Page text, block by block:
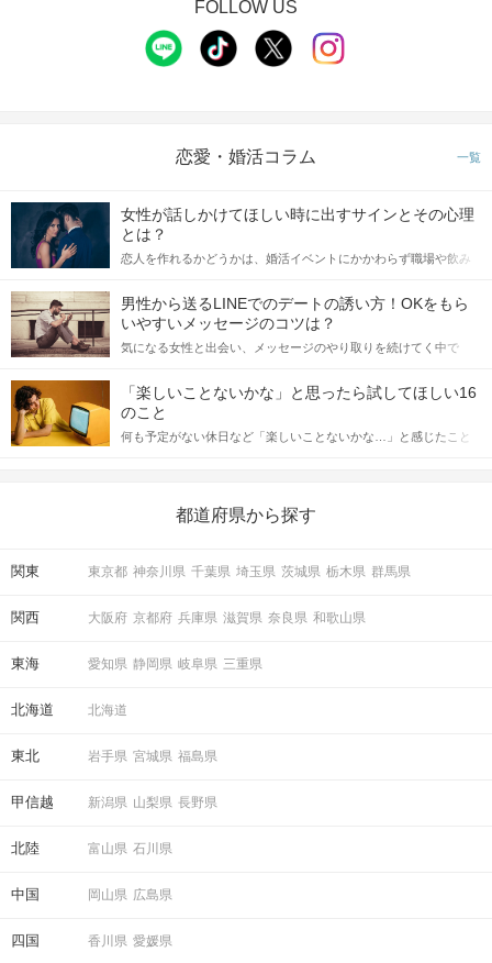
FOLLOW US
恋愛・婚活コラム 一覧
女性が話しかけてほしい時に出すサインとその心理
とは？
恋人を作れるかどうかは、婚活イベントにかかわらず職場や飲み
てアプローチできるかにも左右されます。 これから恋人作りを本
格的に始めようとしている方は、女性が異性を求めて出すサイン
をしっかりと理解し、正しい行動に移せるかどうかが重要。 この
記事では、女性が話しかけて欲しい時に出すサインとその心理を
合にどのような行動に繋げるべきかをご紹介していきます。
男性から送るLINEでのデートの誘い方！OKをもら
いやすいメッセージのコツは？
気になる女性と出会い、メッセージのやり取りを続けてく中で
しかし、中には「どう誘ったらいいの？」とお困りの男性もいら
っしゃるのではないでしょうか。 そこで今回は、男性から女性へ
送るLINEでのデートの誘い方のコツをご紹介します。例文も混じ
えながら解説するので、ぜひ参考にしてください。
「楽しいことないかな」と思ったら試してほしい16
のこと
何も予定がない休日など「楽しいことないかな…」と感じたこと
の楽しいことアイデアを集めました♪ いままさに楽しいことを探し
都道府県から探す
関東 東京都 神奈川県 千葉県 埼玉県 茨城県 栃木県 群馬県
関西 大阪府 京都府 兵庫県 滋賀県 奈良県 和歌山県
東海 愛知県 静岡県 岐阜県 三重県
北海道 北海道
東北 岩手県 宮城県 福島県
甲信越 新潟県 山梨県 長野県
北陸 富山県 石川県
中国 岡山県 広島県
四国 香川県 愛媛県